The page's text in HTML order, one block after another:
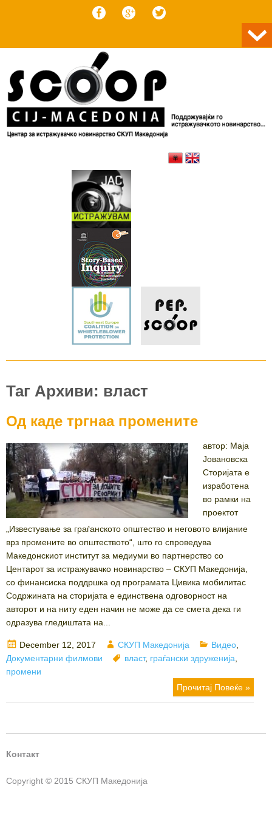
Таг Архиви: власт
Од каде тргнаа промените
автор: Маја
Јовановска
Сторијата е
изработена
во рамки на
проектот
„Известување за граѓанското општество и неговото влијание
врз промените во општеството“, што го спроведува
Македонскиот институт за медиуми во партнерство со
Центарот за истражувачко новинарство – СКУП Македонија,
со финансиска поддршка од програмата Цивика мобилитас
Содржината на сторијата е единствена одговорност на
авторот и на ниту еден начин не може да се смета дека ги
одразува гледиштата на...
Posted
on
December 12, 2017 Author
СКУП Македонија Categories
Видео
Документарни филмови
Tags
власт, граѓански здруженија
промени
Прочитај Повеќе »
Контакт
Copyright © 2015 СКУП Македонија